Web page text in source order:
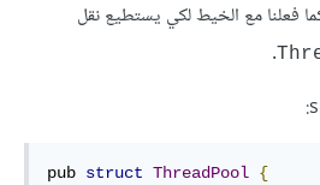
فعلنا مع الخيط لكي يستطيع نقل
.
pub struct ThreadPool {